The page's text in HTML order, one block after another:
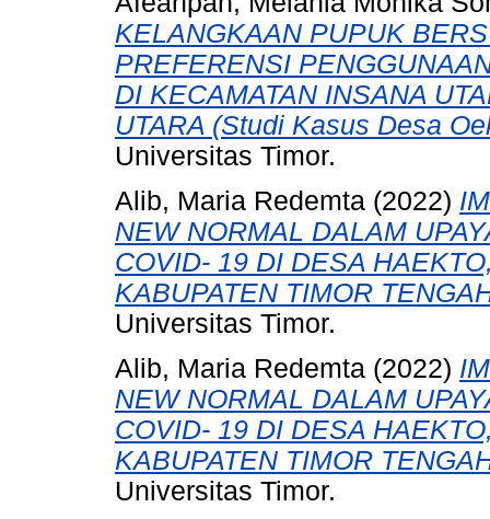
KELANGKAAN PUPUK
PREFERENSI
DI KECAMATAN INSANA
UTARA (Studi Kasus Desa
Universitas Timor.
Alib, Maria Redemta (2022)
NEW NORMAL DALAM
COVID- 19 DI DESA
KABUPATEN TIMOR
Universitas Timor.
Alib, Maria Redemta (2022)
NEW NORMAL DALAM
COVID- 19 DI DESA
KABUPATEN TIMOR
Universitas Timor.